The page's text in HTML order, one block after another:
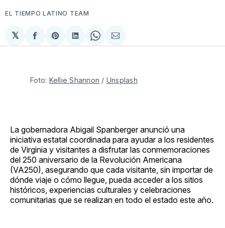
EL TIEMPO LATINO TEAM
𝕏
Compartir
en
Share
on
Compartir
en
Share
on
Compartir
via
Foto: Kellie Shannon / Unsplash
La gobernadora Abigail Spanberger anunció una
iniciativa estatal coordinada para ayudar a los residentes
de Virginia y visitantes a disfrutar las conmemoraciones
del 250 aniversario de la Revolución Americana
(VA250), asegurando que cada visitante, sin importar de
dónde viaje o cómo llegue, pueda acceder a los sitios
históricos, experiencias culturales y celebraciones
comunitarias que se realizan en todo el estado este año.